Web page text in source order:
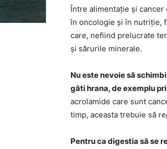
Între alimentație și
în oncologie și în nutriție,
care, nefiind prelucrate
și sărurile minerale.
Nu este nevoie să
găti hrana, de exemplu
acrolamide care sunt
timp, aceasta trebuie să
Pentru ca digestia să se